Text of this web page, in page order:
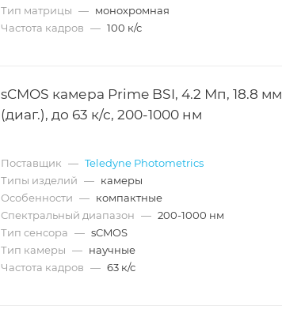
Тип матрицы — монохромная
Частота кадров — 100 к/с
sCMOS камера Prime BSI, 4.2 Мп, 18.8 мм
(диаг.), до 63 к/с, 200-1000 нм
Поставщик — Teledyne Photometrics
Типы изделий — камеры
Особенности — компактные
Спектральный диапазон — 200-1000 нм
Тип сенсора — sCMOS
Тип камеры — научные
Частота кадров — 63 к/с